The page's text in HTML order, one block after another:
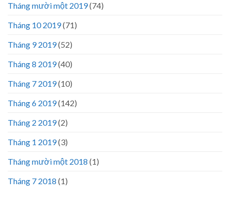
Tháng mười một 2019(74)
Tháng 10 2019(71)
Tháng 9 2019(52)
Tháng 8 2019(40)
Tháng 7 2019(10)
Tháng 6 2019(142)
Tháng 2 2019(2)
Tháng 1 2019(3)
Tháng mười một 2018 (1)
Tháng 7 2018 (1)